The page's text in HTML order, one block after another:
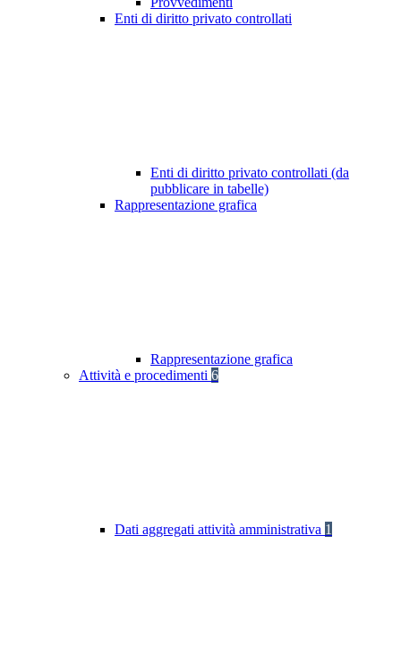
Enti di diritto privato controllati
Enti di diritto privato controllati (da
pubblicare in tabelle)
Rappresentazione grafica
Rappresentazione grafica
Attività e procedimenti 6
Dati aggregati attività amministrativa 1